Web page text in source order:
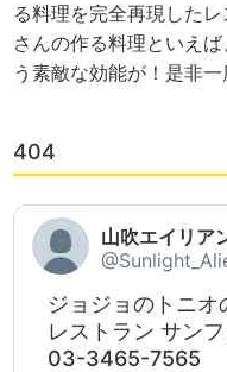
る料理を完全再現した
さんの作る料理といえ
う素敵な効能が！是非
404
山吹エイリア
ジョジョのトニ
レストラン サン
03-3465-7565